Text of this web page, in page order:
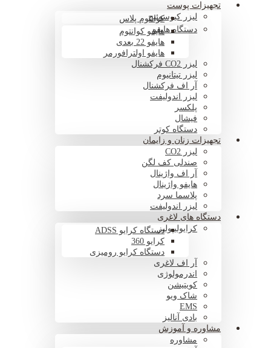
تجهیزات پوست
لیزر کیوسوئیچکوانتوم پلاس
دستگاه هایفوهایفو کوانتوم
هایفو 22 بعدی
هایفو اولترافورمر
لیزر CO2 فرکشنال
لیزر تیتانیوم
آر اف فرکشنال
لیزر اندولیفت
پلکسر
فیشال
دستگاه کوتر
تجهیزات زنان و زایمان
لیزر CO2
صندلی کف لگن
آر اف واژینال
هایفو واژینال
پلاسما سرد
لیزر اندولیفت
دستگاه های لاغری
کرایولیپولیزدستگاه کرایو ADSS
کرایو 360
دستگاه کرایو رومیزی
آر اف لاغری
اندرمولوژی
کویتیشن
شاک ویو
EMS
بادی آنالیز
مشاوره و آموزش
مشاوره